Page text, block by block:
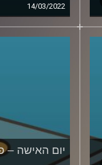
14/03/2022
יום האישה –